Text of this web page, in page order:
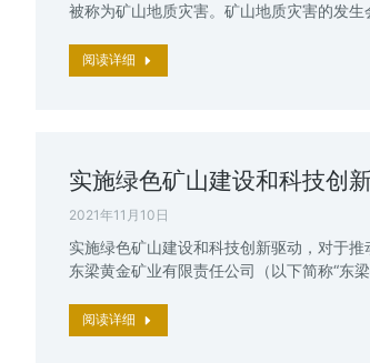
被称为矿山地质灾害。矿山地质灾害的发
阅读详细
实施绿色矿山建设和科技创
2021年11月10日
实施绿色矿山建设和科技创新驱动，对于
东梁黄金矿业有限责任公司（以下简称“东
阅读详细